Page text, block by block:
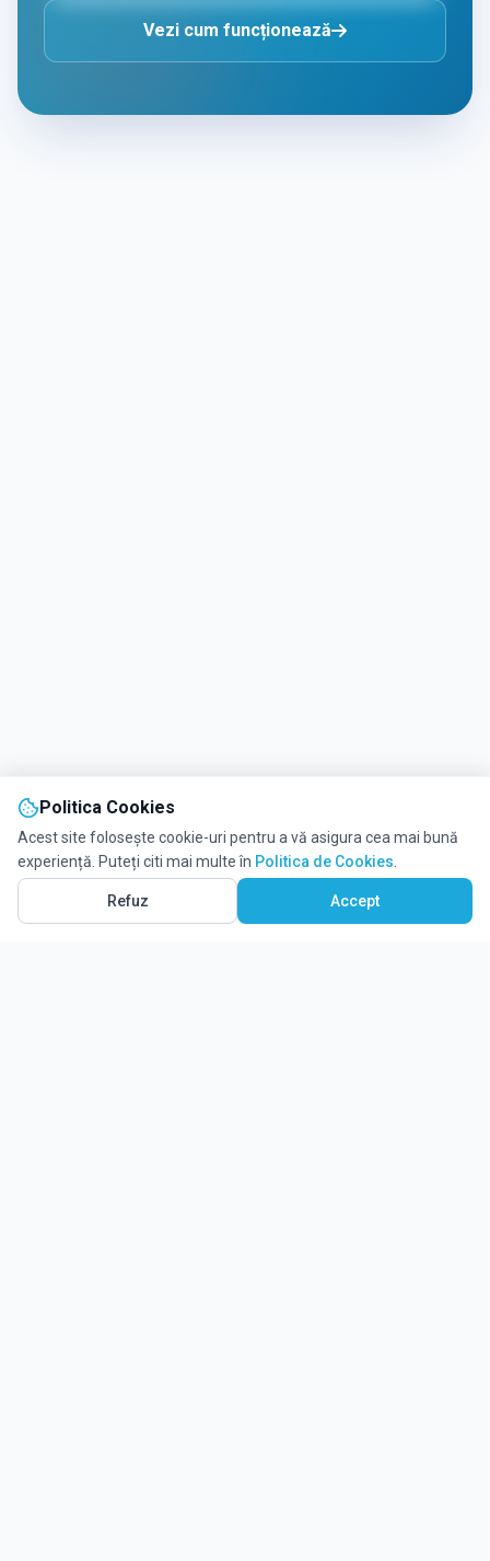
Vezi cum funcționează
Politica Cookies
Acest site folosește cookie-uri pentru a vă asigura cea mai bună
experiență. Puteți citi mai multe în Politica de Cookies
Refuz Accept